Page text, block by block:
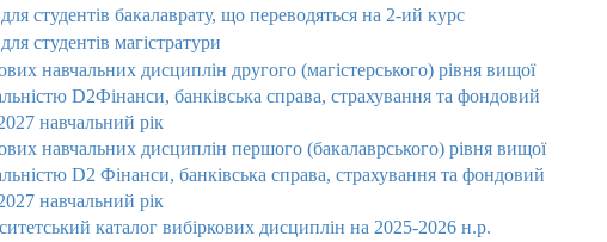
студентів бакалаврату, що переводяться на 2-ий курс
студентів магістратури
навчальних дисциплін другого (магістерського) рівня вищої
D2Фінанси, банківська справа, страхування та фондовий
навчальний рік
навчальних дисциплін першого (бакалаврського) рівня вищої
D2 Фінанси, банківська справа, страхування та фондовий
навчальний рік
каталог вибіркових дисциплін на 2025-2026 н.р.